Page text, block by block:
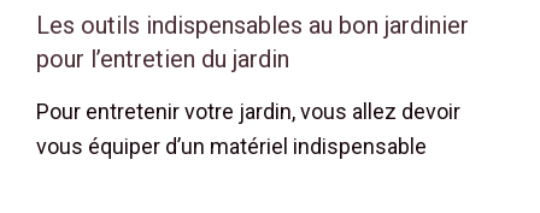
Les outils indispensables au bon jardinier
pour l’entretien du jardin
Pour entretenir votre jardin, vous allez devoir
vous équiper d’un matériel indispensable